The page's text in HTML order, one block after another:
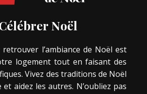
Noël
retrouver l’ambiance de Noël est
logement tout en faisant des
Vivez des traditions de Noël
et aidez les autres. N’oubliez pas